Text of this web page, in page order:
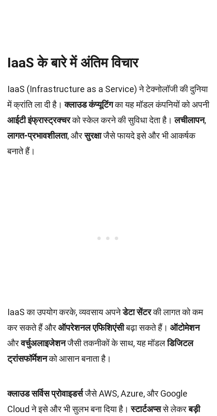
IaaS के बारे में अंतिम विचार
IaaS (Infrastructure as a Service) ने टेक्नोलॉजी की दुनिया
में क्रांति ला दी है।क्लाउड कंप्यूटिंगका यह मॉडल कंपनियों को अपनी
आईटी इंफ्रास्ट्रक्चरको स्केल करने की सुविधा देता है।लचीलापन,
लागत-प्रभावशीलता, औरसुरक्षाजैसे फायदे इसे और भी आकर्षक
बनाते हैं।
IaaS का उपयोग करके, व्यवसाय अपनेडेटा सेंटरकी लागत को कम
कर सकते हैं औरऑपरेशनल एफिशिएंसीबढ़ा सकते हैं। ऑटोमेशन
औरवर्चुअलाइजेशनजैसी तकनीकों के साथ, यह मॉडलडिजिटल
ट्रांसफॉर्मेशनको आसान बनाता है।
क्लाउड सर्विस प्रोवाइडर्सजैसे AWS, Azure, और Google
Cloud ने इसे और भी सुलभ बना दिया है।स्टार्टअप्ससे लेकरबड़ी